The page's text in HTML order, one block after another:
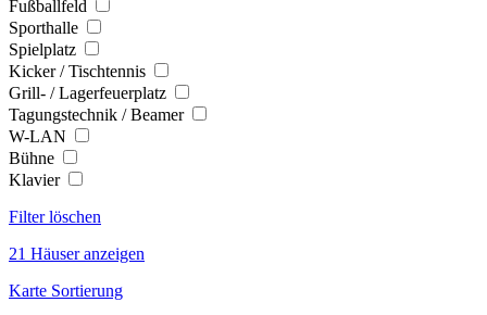
Fußballfeld
Sporthalle
Spielplatz
Kicker / Tischtennis
Grill- / Lagerfeuerplatz
Tagungstechnik / Beamer
W-LAN
Bühne
Klavier
Filter löschen
21 Häuser anzeigen
Karte Sortierung